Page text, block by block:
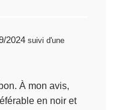
09/2024 suivi d'une
À mon avis,
en noir et